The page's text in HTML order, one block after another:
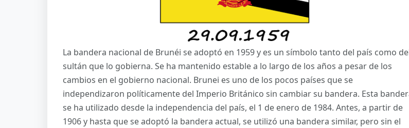
La bandera nacional de Brunéi se adoptó en 1959 y es un símbolo tanto del país como
sultán que lo gobierna. Se ha mantenido estable a lo largo de los años a pesar de los
cambios en el gobierno nacional. Brunei es uno de los pocos países que se
independizaron políticamente del Imperio Británico sin cambiar su bandera. Esta
se ha utilizado desde la independencia del país, el 1 de enero de 1984. Antes, a partir de
1906 y hasta que se adoptó la bandera actual, se utilizó una bandera similar, pero sin el